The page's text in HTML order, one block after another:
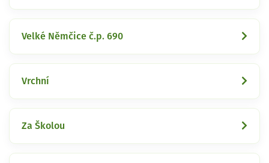
Velké Němčice č.p. 690
Vrchní
Za Školou